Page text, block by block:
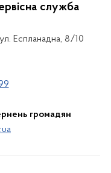
служба
Еспланадна, 8/10
громадян